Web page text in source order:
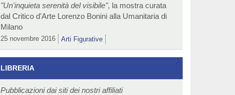
"Un'inquieta serenità del visibile", la mostra curata
dal Critico d'Arte Lorenzo Bonini alla Umanitaria di
Milano
25 novembre 2016 Arti Figurative
LIBRERIA
Pubblicazioni dai siti dei nostri affiliati